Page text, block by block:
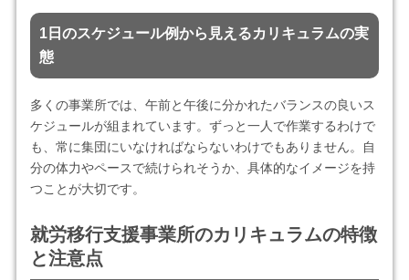
1日のスケジュール例から見えるカリキュラムの実
態
多くの事業所では、午前と午後に分かれたバランスの良いス
ケジュールが組まれています。ずっと一人で作業するわけで
も、常に集団にいなければならないわけでもありません。自
分の体力やペースで続けられそうか、具体的なイメージを持
つことが大切です。
就労移行支援事業所のカリキュラムの特徴
と注意点